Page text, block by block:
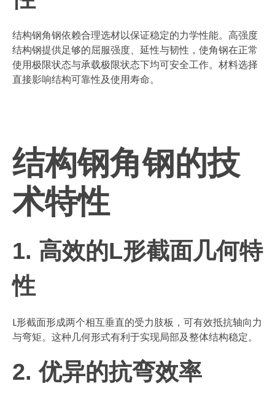
结构钢角钢依赖合理选材以保证稳定的力学性能。高强度
结构钢提供足够的屈服强度、延性与韧性，使角钢在正常
使用极限状态与承载极限状态下均可安全工作。材料选择
直接影响结构可靠性及使用寿命。
结构钢角钢的技
术特性
1. 高效的L形截面几何特
性
L形截面形成两个相互垂直的受力肢板，可有效抵抗轴向力
与弯矩。这种几何形式有利于实现局部及整体结构稳定。
2. 优异的抗弯效率